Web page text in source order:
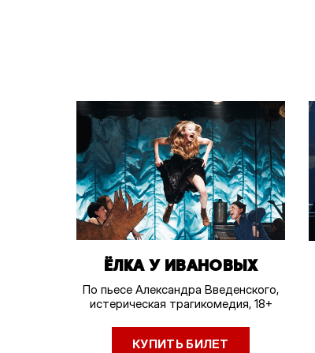
ЁЛКА У ИВАНОВЫХ
По пьесе Александра Введенского,
истерическая трагикомедия, 18+
КУПИТЬ БИЛЕТ